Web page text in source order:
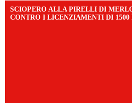
SCIOPERO ALLA PIRELLI DI
CONTRO I LICENZIAMENTI DI 1500